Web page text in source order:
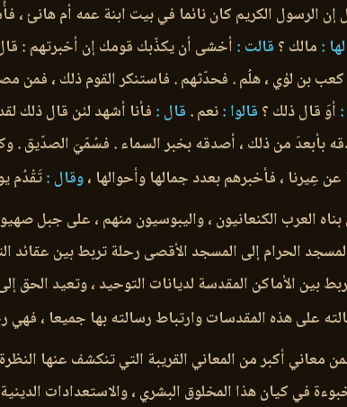
إن الرسول الكريم كان نائما في بيت ابنة عمه أم
: مالك ؟ قالت : أخشى أن يكذّبك قومك إن أخبرتهم :
بن لؤي ، هلُم . فحدّثهم . فاستنكر القوم ذلك ، فمن
: أوَ قال ذلك ؟ قالوا :نعم . قال : فأنا أشهد لئن قال ذلك
بأبعدَ من ذلك ، أصدقه بخبر السماء . فسُمّيَ الصدّيق
عن عِيرنا ، فأخبرهم بعدد جمالها وأحوالها ،وقال :تَقْدُم
الكنعانيون ، واليبوسيون منهم ، على جبل صهيون نحو سنة 2500 قبل
الحرام إلى المسجد الأقصى رحلة تربط بين عقائد
بين الأماكن المقدسة لديانات التوحيد ، وتعيد الحق
على هذه المقدسات وارتباط رسالته بها جميعا ، فهي
معاني أكبر من المعاني القريبة التي تنكشف عنها
في كيان هذا المخلوق البشري ، والاستعدادات